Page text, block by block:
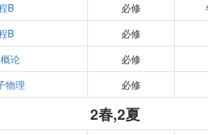
B 必修
B 必修
论 必修
物理 必修
2春,2夏